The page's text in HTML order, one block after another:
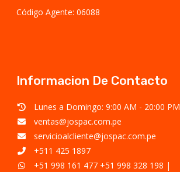
Código Agente: 06088
Informacion De Contacto
Lunes a Domingo: 9:00 AM - 20:00 PM
ventas@jospac.com.pe
servicioalcliente@jospac.com.pe
+511 425 1897
+51 998 161 477 +51 998 328 198 |